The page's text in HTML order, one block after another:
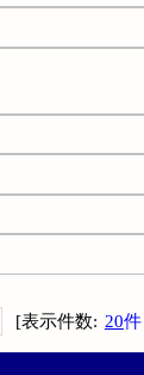
[表示件数: 20件